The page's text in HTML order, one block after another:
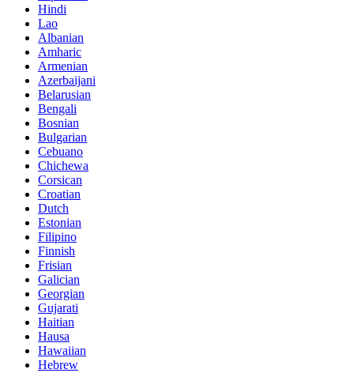
Hindi
Lao
Albanian
Amharic
Armenian
Azerbaijani
Belarusian
Bengali
Bosnian
Bulgarian
Cebuano
Chichewa
Corsican
Croatian
Dutch
Estonian
Filipino
Finnish
Frisian
Galician
Georgian
Gujarati
Haitian
Hausa
Hawaiian
Hebrew